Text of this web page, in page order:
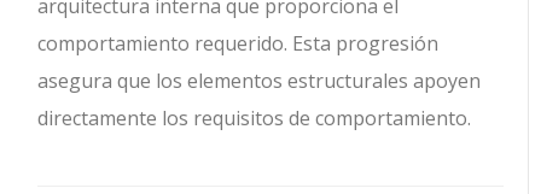
arquitectura interna que proporciona el
comportamiento requerido. Esta progresión
asegura que los elementos estructurales apoyen
directamente los requisitos de comportamiento.